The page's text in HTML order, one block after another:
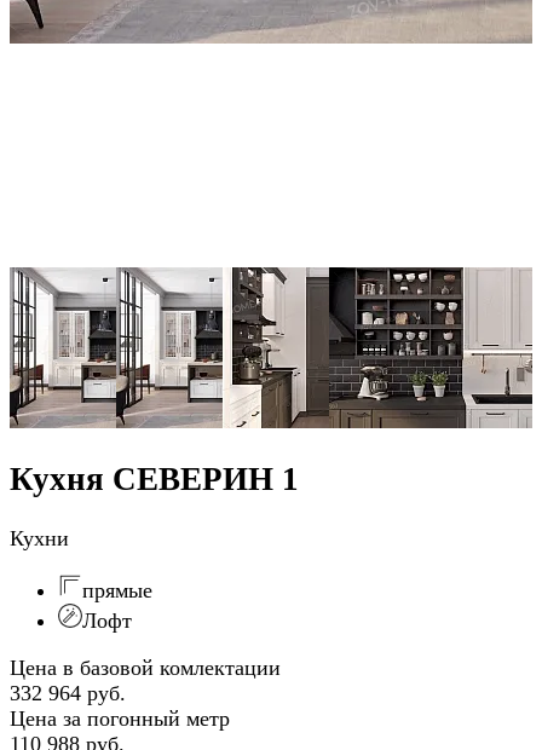
Кухня СЕВЕРИН 1
Кухни
прямые
Лофт
Цена в базовой комлектации
332 964 руб.
Цена за погонный метр
110 988 руб.